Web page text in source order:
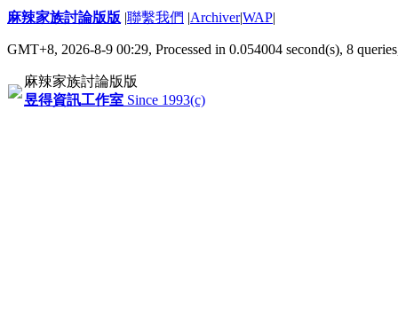
麻辣家族討論版版 |聯繫我們 |Archiver|WAP|
GMT+8, 2026-8-9 00:29, Processed in 0.054004 second(s), 8
麻辣家族討論版版
昱得資訊工作室 Since 1993(c)